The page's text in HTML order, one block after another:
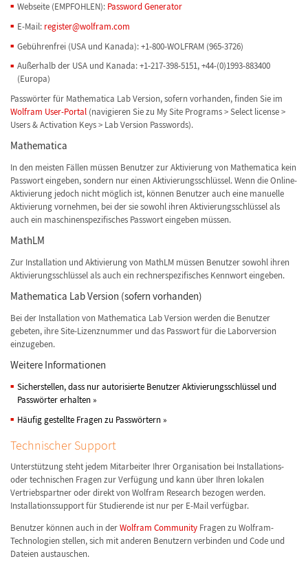
Webseite (EMPFOHLEN): Password Generator
E-Mail: register@wolfram.com
Gebührenfrei (USA und Kanada): +1-800-WOLFRAM (965-3726)
Außerhalb der USA und Kanada: +1-217-398-5151, +44-(0)1993-883400
(Europa)
Passwörter für Mathematica Lab Version, sofern vorhanden, finden Sie im
Wolfram User-Portal (navigieren Sie zu My Site Programs > Select license >
Users & Activation Keys > Lab Version Passwords).
Mathematica
In den meisten Fällen müssen Benutzer zur Aktivierung von Mathematica kein
Passwort eingeben, sondern nur einen Aktivierungsschlüssel. Wenn die Online-
Aktivierung jedoch nicht möglich ist, können Benutzer auch eine manuelle
Aktivierung vornehmen, bei der sie sowohl ihren Aktivierungsschlüssel als
auch ein maschinenspezifisches Passwort eingeben müssen.
MathLM
Zur Installation und Aktivierung von MathLM müssen Benutzer sowohl ihren
Aktivierungsschlüssel als auch ein rechnerspezifisches Kennwort eingeben.
Mathematica Lab Version (sofern vorhanden)
Bei der Installation von Mathematica Lab Version werden die Benutzer
gebeten, ihre Site-Lizenznummer und das Passwort für die Laborversion
einzugeben.
Weitere Informationen
Sicherstellen, dass nur autorisierte Benutzer Aktivierungsschlüssel und
Passwörter erhalten»
Häufig gestellte Fragen zu Passwörtern»
Technischer Support
Unterstützung steht jedem Mitarbeiter Ihrer Organisation bei Installations-
oder technischen Fragen zur Verfügung und kann über Ihren lokalen
Vertriebspartner oder direkt von Wolfram Research bezogen werden.
Installationssupport für Studierende ist nur per E-Mail verfügbar.
Benutzer können auch in derWolfram Community Fragen zu Wolfram-
Technologien stellen, sich mit anderen Benutzern verbinden und Code und
Dateien austauschen.